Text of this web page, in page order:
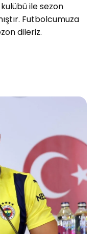
ile sezon
Futbolcumuza
dileriz.